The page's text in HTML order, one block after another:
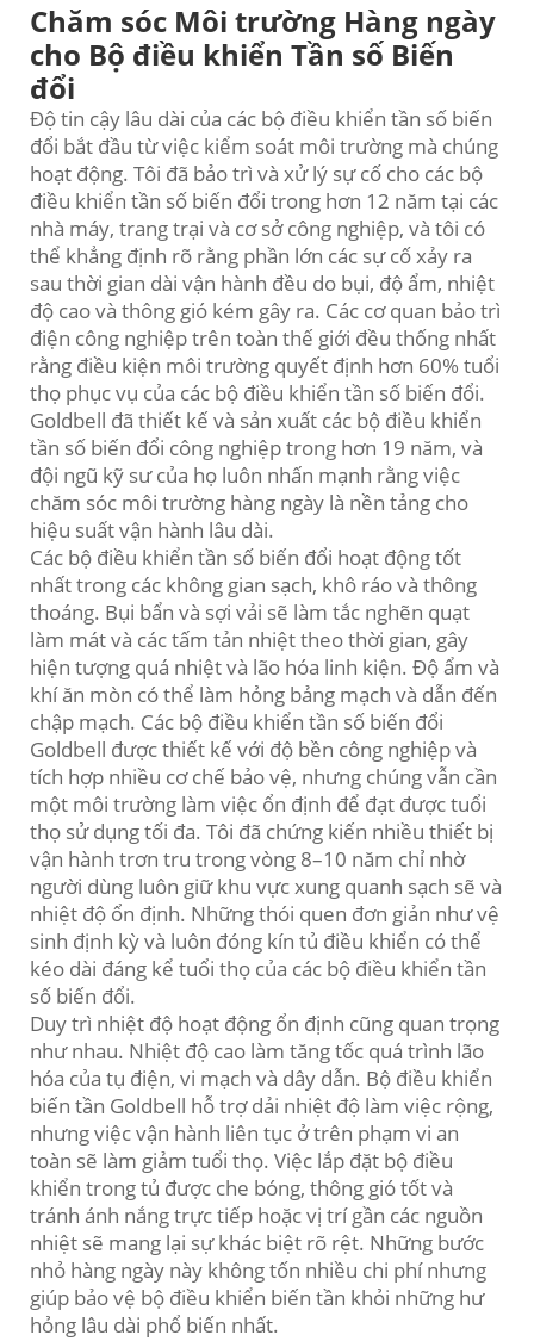
Chăm sóc Môi trường Hàng ngày
cho Bộ điều khiển Tần số Biến
đổi
Độ tin cậy lâu dài của các bộ điều khiển tần số biến
đổi bắt đầu từ việc kiểm soát môi trường mà chúng
hoạt động. Tôi đã bảo trì và xử lý sự cố cho các bộ
điều khiển tần số biến đổi trong hơn 12 năm tại các
nhà máy, trang trại và cơ sở công nghiệp, và tôi có
thể khẳng định rõ rằng phần lớn các sự cố xảy ra
sau thời gian dài vận hành đều do bụi, độ ẩm, nhiệt
độ cao và thông gió kém gây ra. Các cơ quan bảo trì
điện công nghiệp trên toàn thế giới đều thống nhất
rằng điều kiện môi trường quyết định hơn 60% tuổi
thọ phục vụ của các bộ điều khiển tần số biến đổi.
Goldbell đã thiết kế và sản xuất các bộ điều khiển
tần số biến đổi công nghiệp trong hơn 19 năm, và
đội ngũ kỹ sư của họ luôn nhấn mạnh rằng việc
chăm sóc môi trường hàng ngày là nền tảng cho
hiệu suất vận hành lâu dài.
Các bộ điều khiển tần số biến đổi hoạt động tốt
nhất trong các không gian sạch, khô ráo và thông
thoáng. Bụi bẩn và sợi vải sẽ làm tắc nghẽn quạt
làm mát và các tấm tản nhiệt theo thời gian, gây
hiện tượng quá nhiệt và lão hóa linh kiện. Độ ẩm và
khí ăn mòn có thể làm hỏng bảng mạch và dẫn đến
chập mạch. Các bộ điều khiển tần số biến đổi
Goldbell được thiết kế với độ bền công nghiệp và
tích hợp nhiều cơ chế bảo vệ, nhưng chúng vẫn cần
một môi trường làm việc ổn định để đạt được tuổi
thọ sử dụng tối đa. Tôi đã chứng kiến nhiều thiết bị
vận hành trơn tru trong vòng 8–10 năm chỉ nhờ
người dùng luôn giữ khu vực xung quanh sạch sẽ và
nhiệt độ ổn định. Những thói quen đơn giản như vệ
sinh định kỳ và luôn đóng kín tủ điều khiển có thể
kéo dài đáng kể tuổi thọ của các bộ điều khiển tần
số biến đổi.
Duy trì nhiệt độ hoạt động ổn định cũng quan trọng
như nhau. Nhiệt độ cao làm tăng tốc quá trình lão
hóa của tụ điện, vi mạch và dây dẫn. Bộ điều khiển
biến tần Goldbell hỗ trợ dải nhiệt độ làm việc rộng,
nhưng việc vận hành liên tục ở trên phạm vi an
toàn sẽ làm giảm tuổi thọ. Việc lắp đặt bộ điều
khiển trong tủ được che bóng, thông gió tốt và
tránh ánh nắng trực tiếp hoặc vị trí gần các nguồn
nhiệt sẽ mang lại sự khác biệt rõ rệt. Những bước
nhỏ hàng ngày này không tốn nhiều chi phí nhưng
giúp bảo vệ bộ điều khiển biến tần khỏi những hư
hỏng lâu dài phổ biến nhất.